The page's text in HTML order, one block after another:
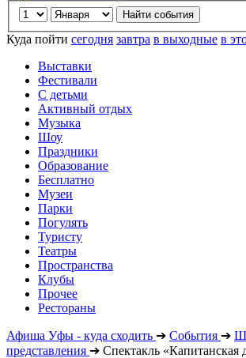
Куда пойти сегодня завтра в выходные в
Выставки
Фестивали
С детьми
Активный отдых
Музыка
Шоу
Праздники
Образование
Бесплатно
Музеи
Парки
Погулять
Туристу
Театры
Пространства
Клубы
Прочее
Рестораны
Афиша Уфы - куда сходить ➔ События ➔
представления ➔ Спектакль «Капитанская